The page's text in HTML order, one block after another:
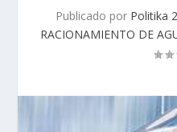
Publicado por Politika 2
RACIONAMIENTO DE